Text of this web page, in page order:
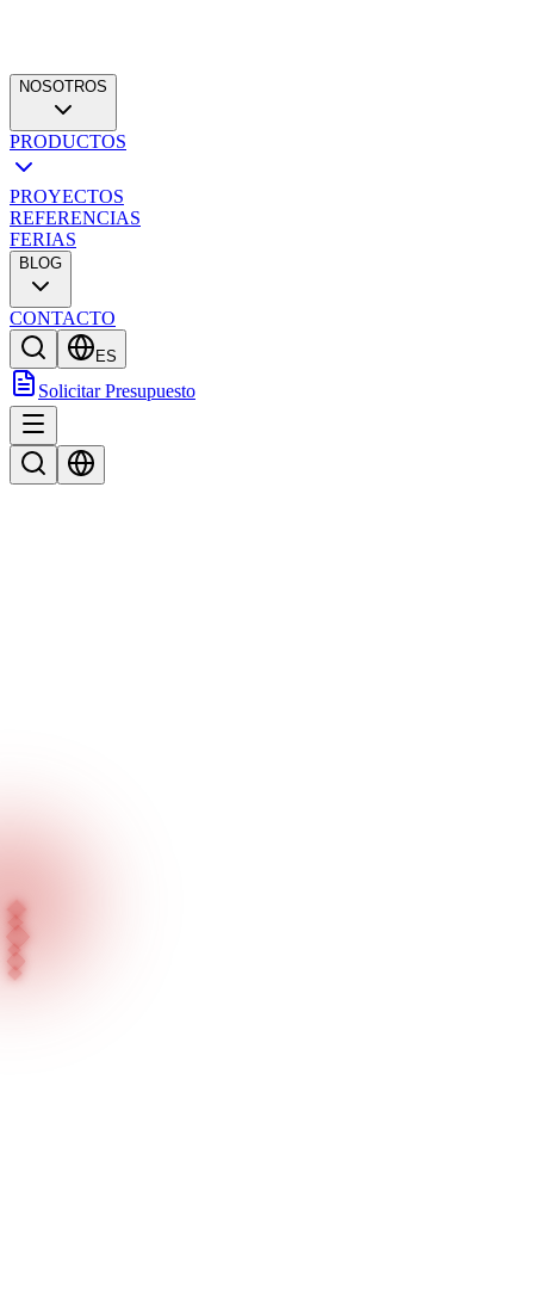
NOSOTROS
PRODUCTOS
PROYECTOS
REFERENCIAS
FERIAS
BLOG
CONTACTO
ES
Solicitar Presupuesto